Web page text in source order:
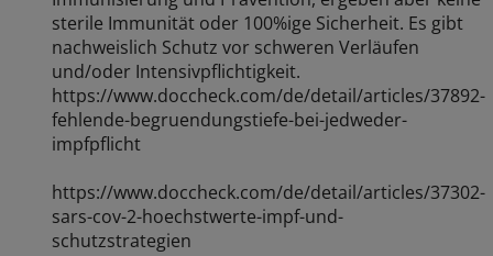
sterile Immunität oder 100%ige Sicherheit. Es gibt
nachweislich Schutz vor schweren Verläufen
und/oder Intensivpflichtigkeit.
https://www.doccheck.com/de/detail/articles/37892-
fehlende-begruendungstiefe-bei-jedweder-
impfpflicht
https://www.doccheck.com/de/detail/articles/37302-
sars-cov-2-hoechstwerte-impf-und-
schutzstrategien